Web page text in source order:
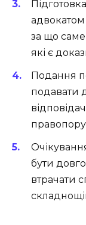
адвокатом
за що саме
які є
Подання
подавати
бути
втрачати